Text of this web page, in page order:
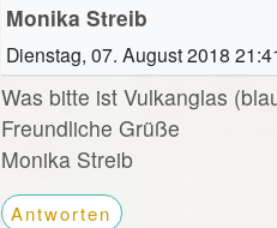
Monika Streib
Dienstag, 07. August 2018
Was bitte ist Vulkanglas
Freundliche Grüße
Monika Streib
Antworten